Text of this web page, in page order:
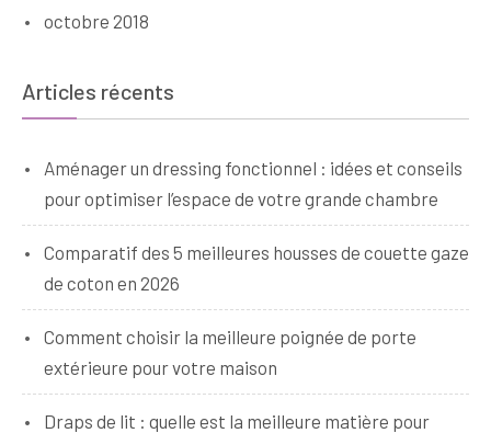
octobre 2018
Articles récents
Aménager un dressing fonctionnel : idées et conseils
pour optimiser l’espace de votre grande chambre
Comparatif des 5 meilleures housses de couette gaze
de coton en 2026
Comment choisir la meilleure poignée de porte
extérieure pour votre maison
Draps de lit : quelle est la meilleure matière pour